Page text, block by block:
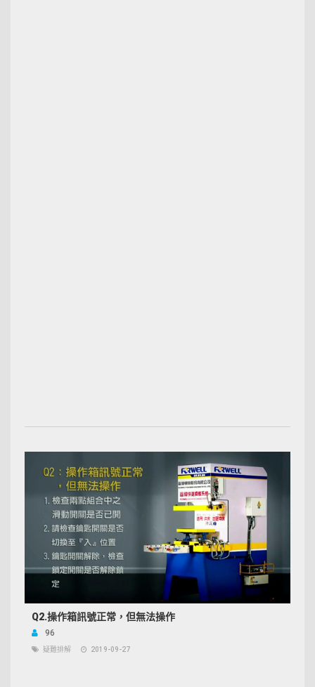
Q2.操作箱訊號正常，但無法操作
96
疑難排解 2019-09-27